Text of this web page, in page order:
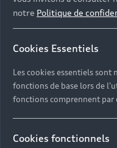
ambitieuse
scène
Enfin, le
Cuong
dans L’Âge
retraçant
notre Politique de
Cookies Essentiels
Les cookies essentiels sont
fonctions de base lors de
fonctions comprennent par
Cookies fonctionnels